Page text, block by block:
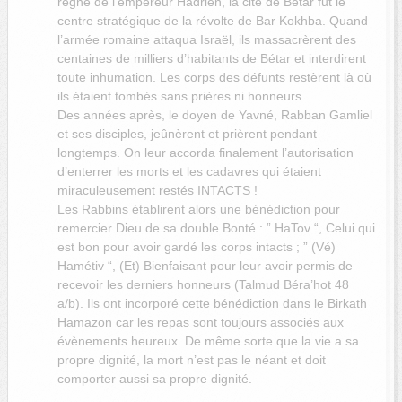
centre stratégique de la révolte de Bar Kokhba. Quand
l’armée romaine attaqua Israël, ils massacrèrent des
centaines de milliers d’habitants de Bétar et interdirent
toute inhumation. Les corps des défunts restèrent là où
ils étaient tombés sans prières ni honneurs.
Des années après, le doyen de Yavné, Rabban Gamliel
et ses disciples, jeûnèrent et prièrent pendant
longtemps. On leur accorda finalement l’autorisation
d’enterrer les morts et les cadavres qui étaient
miraculeusement restés INTACTS !
Les Rabbins établirent alors une bénédiction pour
remercier Dieu de sa double Bonté : ” HaTov “, Celui qui
est bon pour avoir gardé les corps intacts ; ” (Vé)
Hamétiv “, (Et) Bienfaisant pour leur avoir permis de
recevoir les derniers honneurs (Talmud Béra’hot 48
a/b). Ils ont incorporé cette bénédiction dans le Birkath
Hamazon car les repas sont toujours associés aux
évènements heureux. De même sorte que la vie a sa
propre dignité, la mort n’est pas le néant et doit
comporter aussi sa propre dignité.